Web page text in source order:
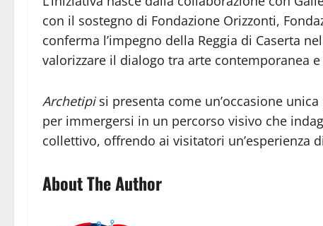
con il sostegno di Fondazione Orizzonti,
conferma l’impegno della Reggia di Caserta
valorizzare il dialogo tra arte contemporanea
Archetipisi presenta come un’occasione
per immergersi in un percorso visivo che
collettivo, offrendo ai visitatori un’esperienza
About The Author